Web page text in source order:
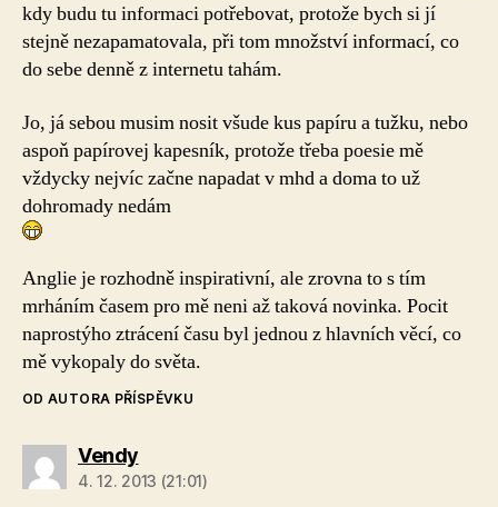
kdy budu tu informaci potřebovat, protože bych si jí
stejně nezapamatovala, při tom množství informací, co
do sebe denně z internetu tahám.
Jo, já sebou musim nosit všude kus papíru a tužku, nebo
aspoň papírovej kapesník, protože třeba poesie mě
vždycky nejvíc začne napadat v mhd a doma to už
dohromady nedám
Anglie je rozhodně inspirativní, ale zrovna to s tím
mrháním časem pro mě neni až taková novinka. Pocit
naprostýho ztrácení času byl jednou z hlavních věcí, co
mě vykopaly do světa.
OD AUTORA PŘÍSPĚVKU
Vendy
4. 12. 2013 (21:01)